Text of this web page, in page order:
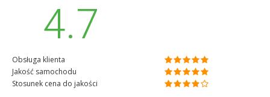
4.7
Obsługa klienta
Jakość samochodu
Stosunek cena do jakości